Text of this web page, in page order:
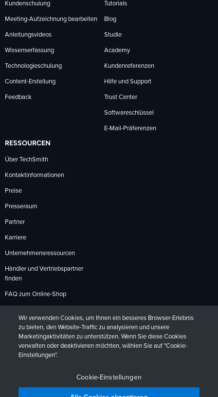
Kundenschulung
Meeting-Aufzeichnung bearbeiten
Anleitungsvideos
Wissenserfassung
Technologieschulung
Content-Erstellung
Feedback
Tutorials
Blog
Studie
Academy
Kundenreferenzen
Hilfe und Support
Trust Center
Softwareschlüssel
E-Mail-Präferenzen
RESSOURCEN
Über TechSmith
Kontaktinformationen
Preise
Presseraum
Partner
Karriere
Unternehmensressourcen
Händler und Vertriebspartner
finden
FAQ zum Online-Shop
Rückgabebedingungen
DeutschFrançaisEspañol日本語
Wir verwenden Cookies, um Ihnen ein besseres Browser-Erlebnis
zu bieten, den Website-Traffic zu analysieren und unsere
Marketingaktivitäten zu unterstützen. Wenn Sie diese Cookies
verwalten oder deaktivieren möchten, wählen Sie auf "Cookie-
Einstellungen".
Cookie-Einstellungen